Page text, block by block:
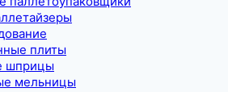
плиты
шприцы
мельницы